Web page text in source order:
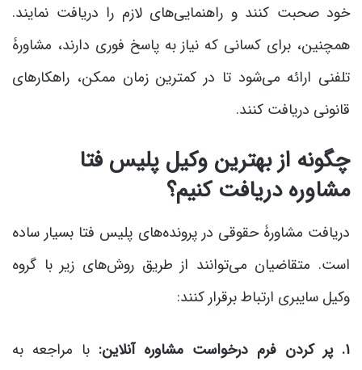
خود صحبت کنند و راهنمایی‌های لازم را دریافت نمایند.
همچنین، برای کسانی که نیاز به پاسخ فوری دارند، مشاورۀ
تلفنی ارائه می‌شود تا در کمترین زمان ممکن، راهکارهای
قانونی دریافت کنند.
چگونه از بهترین وکیل پلیس فتا
مشاوره دریافت کنیم؟
دریافت مشاورۀ حقوقی در پرونده‌های پلیس فتا بسیار ساده
است. متقاضیان می‌توانند از طریق روش‌های زیر با گروه
وکیل سایبری ارتباط برقرار کنند:
۱. پر کردن فرم درخواست مشاوره آنلاین:
با مراجعه به